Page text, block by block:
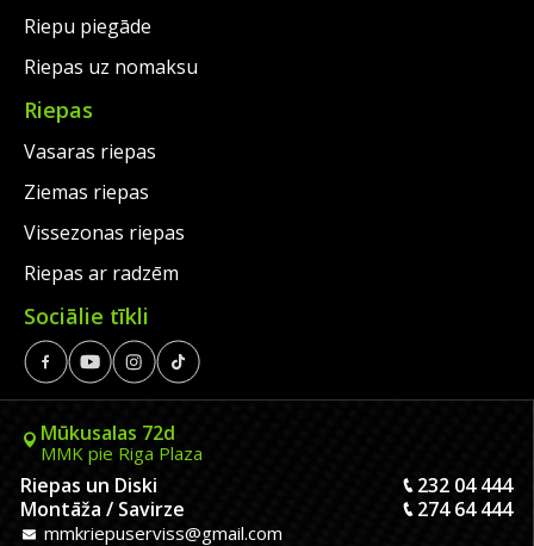
Riepu piegāde
Riepas uz nomaksu
Riepas
Vasaras riepas
Ziemas riepas
Vissezonas riepas
Riepas ar radzēm
Sociālie tīkli
Mūkusalas 72d
MMK pie Riga Plaza
Riepas un Diski
232 04 444
Montāža / Savirze
274 64 444
mmkriepuserviss@gmail.com